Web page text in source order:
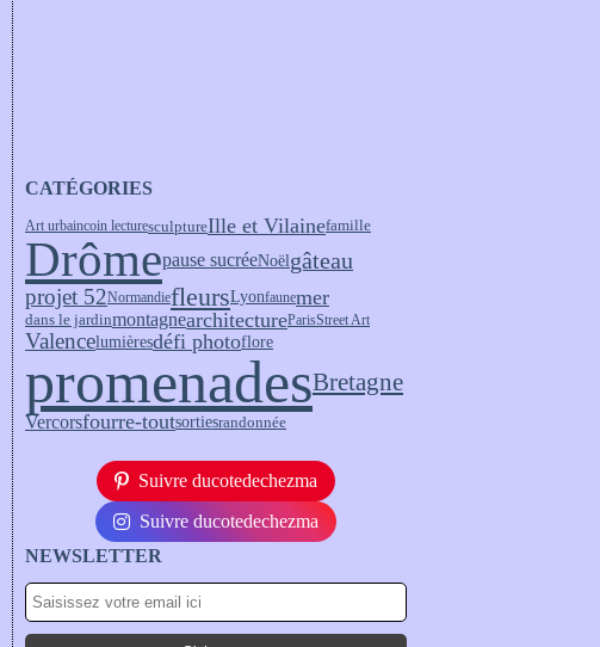
CATÉGORIES
Art urbaincoin lecturesculptureIlle et Vilainefamille
Drômepause sucréeNoëlgâteau
projet 52NormandiefleursLyonfaunemer
dans le jardinmontagnearchitectureParisStreet Art
Valencelumièresdéfi photoflore
promenadesBretagne
Vercorsfourre-toutsortiesrandonnée
Suivre ducotedechezma
Suivre ducotedechezma
NEWSLETTER